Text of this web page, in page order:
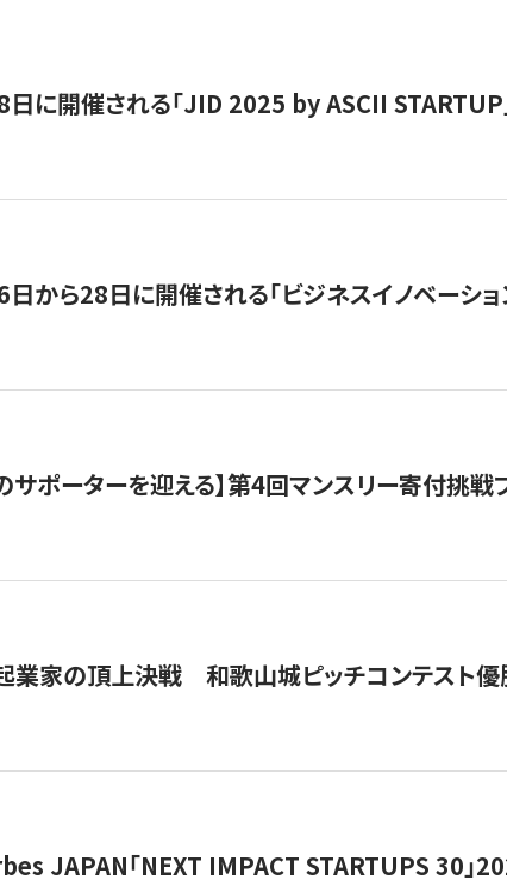
日に開催される「JID 2025 by ASCII STARTUP
日から28日に開催される「ビジネスイノベーシ
サポーターを迎える】​​第4回マンスリー寄付挑戦
業家の頂上決戦 和歌山城ピッチコンテスト優
JAPAN「NEXT IMPACT STARTUPS 30」